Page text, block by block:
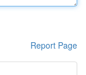
Report Page